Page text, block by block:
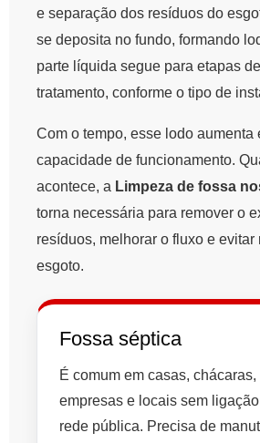
e separação dos resíduos do
se deposita no fundo, formando
parte líquida segue para etapas
tratamento, conforme o tipo de
Com o tempo, esse lodo aumenta
capacidade de funcionamento.
acontece, a Limpeza de fossa
torna necessária para remover o
resíduos, melhorar o fluxo e evitar
esgoto.
Fossa séptica
É comum em casas, chácaras,
empresas e locais sem
rede pública. Precisa de